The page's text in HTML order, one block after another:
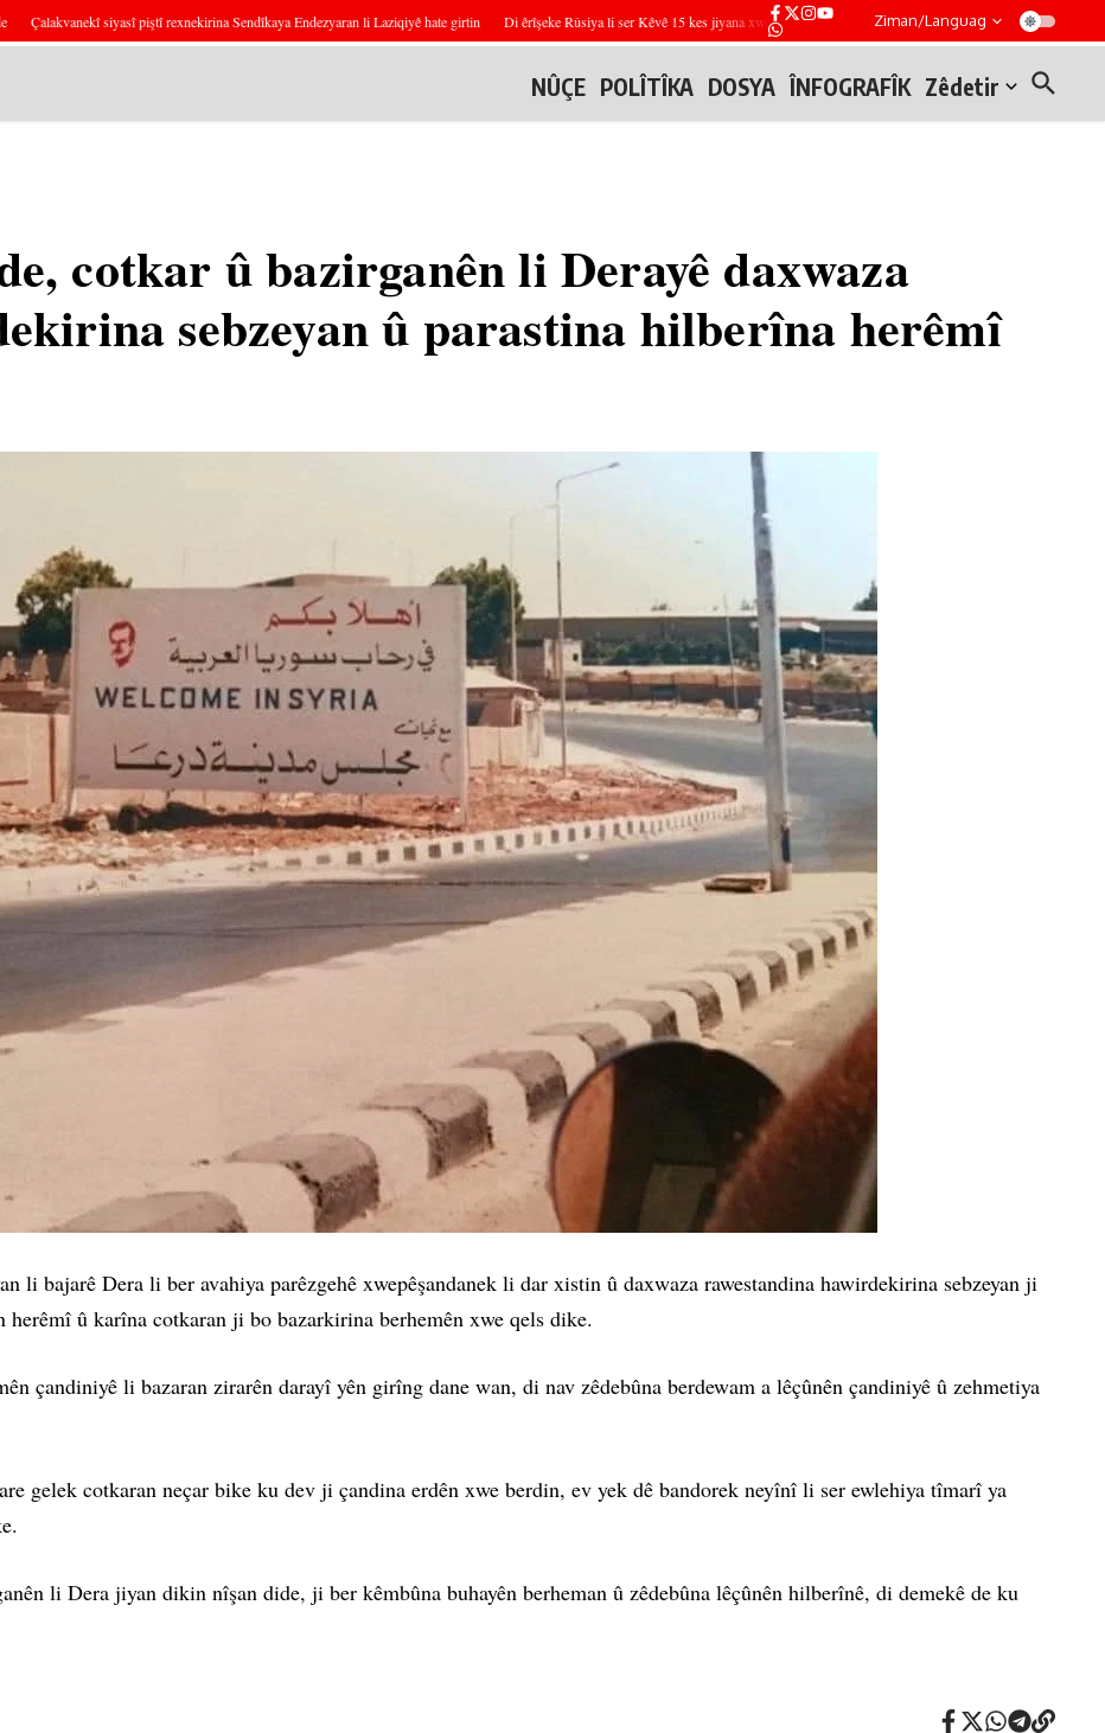
siyasî piştî rexnekirina Sendîkaya Endezyaran li Laziqiyê hate girtin Di êrîşeke Rûsiya li ser Kêvê 15 kes jiyana xwe ji dest dan Dewriyên NY li Hewza Yermûkê û tevgerên
Ziman/Languag
NÛÇE POLÎTÎKA DOSYA ÎNFOGRAFÎK Zêdetir
cotkar û bazirganên li Derayê daxwaza
sebzeyan û parastina hilberîna herêmî
li bajarê Dera li ber avahiya parêzgehê xwepêşandanek li dar xistin û daxwaza rawestandina hawirdekirina sebzeyan ji
û karîna cotkaran ji bo bazarkirina berhemên xwe qels dike.
çandiniyê li bazaran zirarên darayî yên girîng dane wan, di nav zêdebûna berdewam a lêçûnên çandiniyê û zehmetiya
gelek cotkaran neçar bike ku dev ji çandina erdên xwe berdin, ev yek dê bandorek neyînî li ser ewlehiya tîmarî ya
li Dera jiyan dikin nîşan dide, ji ber kêmbûna buhayên berheman û zêdebûna lêçûnên hilberînê, di demekê de ku